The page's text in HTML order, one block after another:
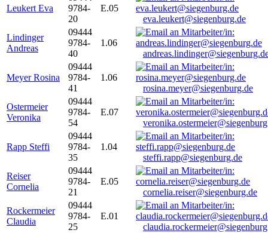
Leukert Eva
9784-
20
E.05
eva.leukert@siegenburg.de
Lindinger
Andreas
09444
9784-
40
1.06
Meyer Rosina
09444
9784-
41
1.06
rosina.meyer@siegenburg.de
Ostermeier
Veronika
09444
9784-
54
E.07
Rapp Steffi
09444
9784-
35
1.04
steffi.rapp@siegenburg.de
Reiser
Cornelia
09444
9784-
21
E.05
cornelia.reiser@siegenburg.de
Rockermeier
Claudia
09444
9784-
25
E.01